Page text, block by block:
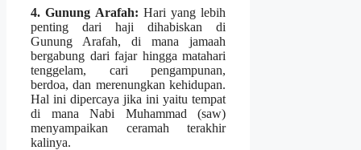
4. Gunung Arafah: Hari yang lebih
penting dari haji dihabiskan di
Gunung Arafah, di mana jamaah
bergabung dari fajar hingga matahari
tenggelam, cari pengampunan,
berdoa, dan merenungkan kehidupan.
Hal ini dipercaya jika ini yaitu tempat
di mana Nabi Muhammad (saw)
menyampaikan ceramah terakhir
kalinya.